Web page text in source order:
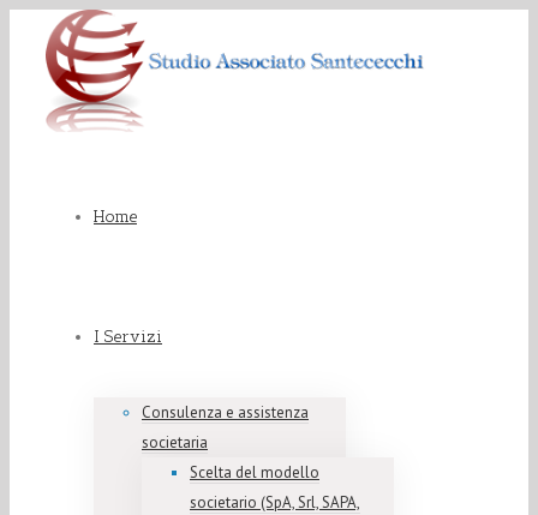
Home
I Servizi
Consulenza e assistenza
societaria
Scelta del modello
societario (SpA, Srl, SAPA,